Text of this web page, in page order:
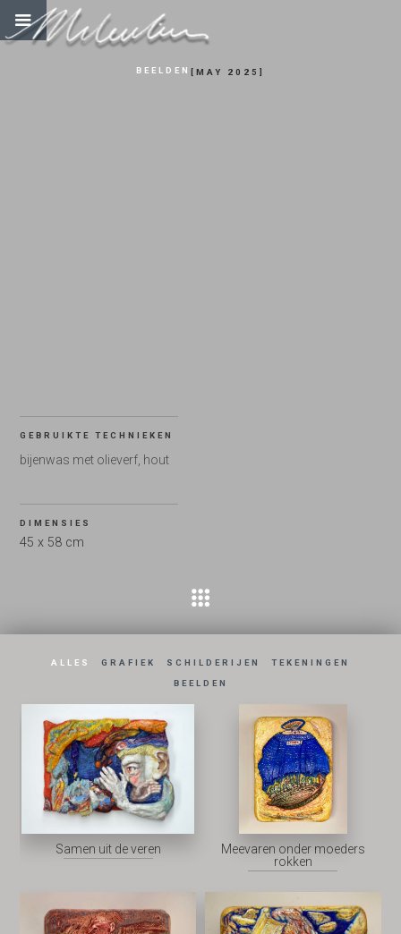
BEELDEN [ MAY 2025 ]
GEBRUIKTE TECHNIEKEN
bijenwas met olieverf, hout
DIMENSIES
45 x 58 cm
ALLES GRAFIEK SCHILDERIJEN TEKENINGEN
BEELDEN
Samen uit de veren
Meevaren onder moeders
rokken